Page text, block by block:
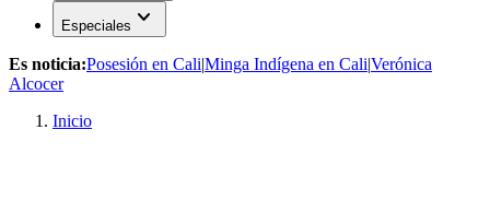
Especiales expand_more
Es noticia:Posesión en Cali|Minga Indígena en Cali|Verónica
Alcocer
Inicio